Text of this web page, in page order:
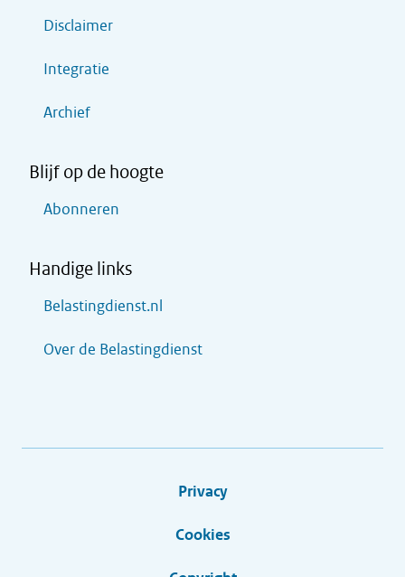
Disclaimer
Integratie
Archief
Blijf op de hoogte
Abonneren
Handige links
Belastingdienst.nl
Over de Belastingdienst
Privacy
Cookies